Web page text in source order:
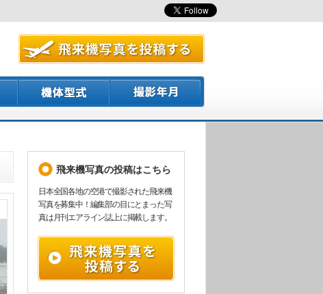
飛来機写真の投稿はこちら
日本全国各地の空港で撮影された飛来機
写真を募集中！編集部の目にとまった写
真は月刊エアライン誌上に掲載します。